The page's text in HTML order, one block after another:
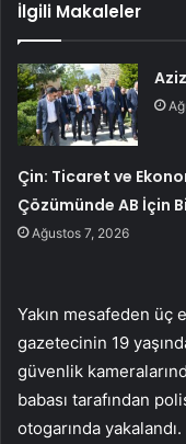
İlgili Makaleler
Çin: Ticaret ve
Çözümünde AB İçin
Ağustos 7, 2026
Yakın mesafeden
gazetecinin 19
güvenlik
babası tarafından
otogarında yakalandı.